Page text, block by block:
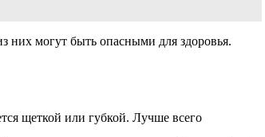
них могут быть опасными для здоровья.
щеткой или губкой. Лучше всего